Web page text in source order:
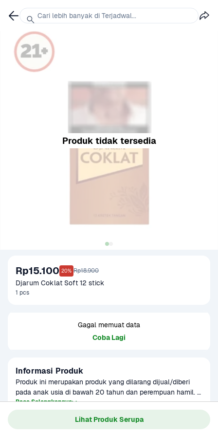
Lihat Produk Serupa
Produk tidak tersedia
Rp15.100 20% Rp18.900
Djarum Coklat Soft 12 stick
1 pcs
Gagal memuat data
Coba Lagi
Informasi Produk
Produk ini merupakan produk yang dilarang dijual/diberi
pada anak usia di bawah 20 tahun dan perempuan hamil.
Merokok dapat menyebabkan kanker, serangan jantung,
impotensi, gangguan kesehatan lainnya termasuk
gangguan kehamilan dan janin.
Baca Selengkapnya
Kategori Clearance Sale
Cari lebih banyak di Terjadwal...